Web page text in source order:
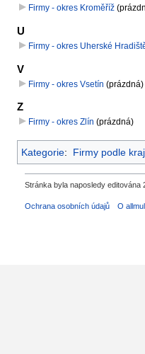
Firmy - okres Kroměříž ‎
U
Firmy - okres Uherské
V
Firmy - okres Vsetín ‎(prázdná)
Z
Firmy - okres Zlín ‎(prázdná)
Kategorie: Firmy podle
Stránka byla naposledy editována
Ochrana osobních údajů O